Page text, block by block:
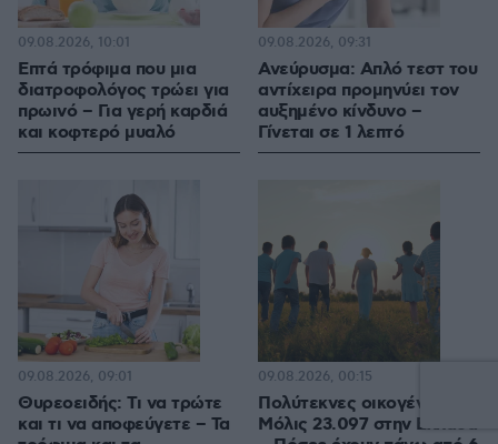
Επτά τρόφιμα που μια
διατροφολόγος τρώει για
πρωινό – Για γερή καρδιά
και κοφτερό μυαλό
09.08.2026, 10:01
Ανεύρυσμα: Απλό τεστ του
αντίχειρα προμηνύει τον
αυξημένο κίνδυνο –
Γίνεται σε 1 λεπτό
09.08.2026, 09:31
Θυρεοειδής: Τι να τρώτε
και τι να αποφεύγετε – Τα
09.08.2026, 09:01
Πολύτεκνες οικογένειες:
Μόλις 23.097 στην Ελλάδα
09.08.2026, 00:15